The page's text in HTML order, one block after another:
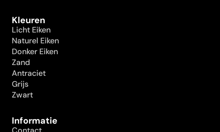
Kleuren
Licht Eiken
Naturel Eiken
Donker Eiken
Zand
Antraciet
Grijs
Zwart
Informatie